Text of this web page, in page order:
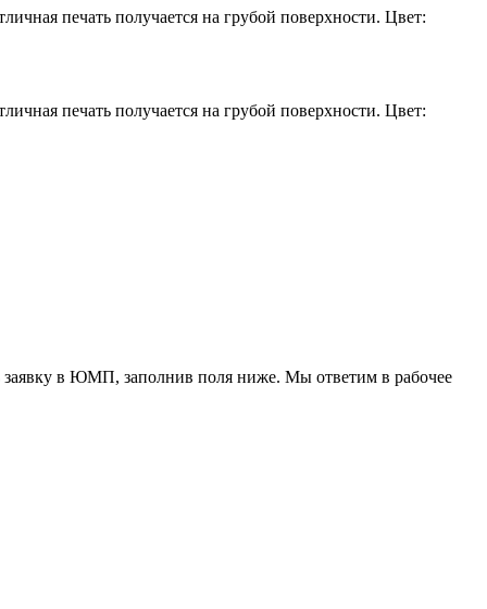
печать получается на грубой поверхности. Цвет:
печать получается на грубой поверхности. Цвет:
в ЮМП, заполнив поля ниже. Mы ответим в рабочее